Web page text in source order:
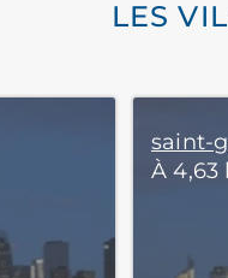
LES
saint-
À 4,63